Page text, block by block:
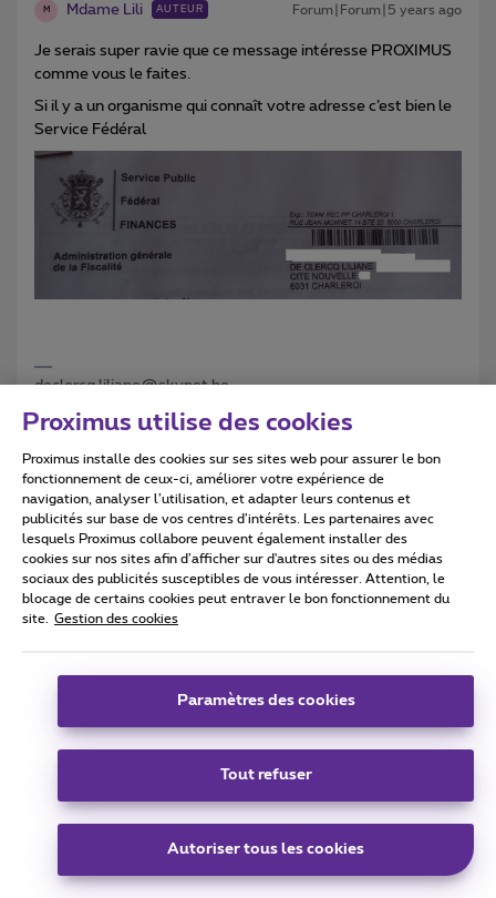
M Mdame Lili AUTEUR Forum|Forum|5 years ago
Je serais super ravie que ce message intéresse PROXIMUS
comme vous le faites.
Si il y a un organisme qui connaît votre adresse c’est bien le
Service Fédéral
declercq.liliane@skynet.be
M M_016F Forum|Forum|5 years ago
Fyi
https://www.bpost.be/site/fr/envoyer/lettres-et-
cartes-postales/comment-dois-je-adresser/valider-une-
Proximus utilise des cookies
Proximus installe des cookies sur ses sites web pour assurer le bon
fonctionnement de ceux-ci, améliorer votre expérience de
navigation, analyser l’utilisation, et adapter leurs contenus et
publicités sur base de vos centres d’intérêts. Les partenaires avec
lesquels Proximus collabore peuvent également installer des
cookies sur nos sites afin d’afficher sur d'autres sites ou des médias
sociaux des publicités susceptibles de vous intéresser. Attention, le
blocage de certains cookies peut entraver le bon fonctionnement du
site.
Gestion des cookies
Paramètres des cookies
Tout refuser
Autoriser tous les cookies